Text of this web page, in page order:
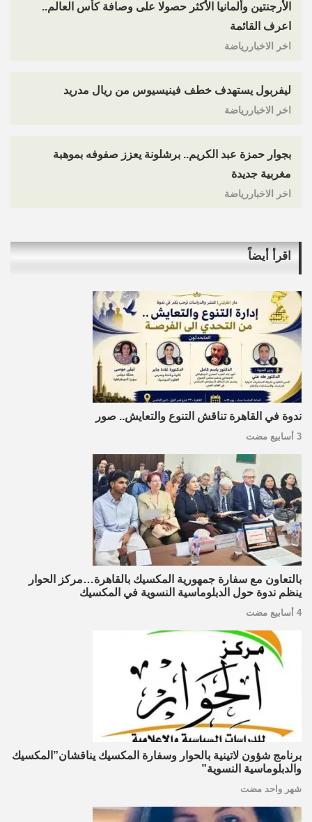
الأرجنتين وألمانيا الأكثر حصولا على وصافة كأس العالم..
اعرف القائمة
اخر الاخباررياضة
ليفربول يستهدف خطف فينيسيوس من ريال مدريد
اخر الاخباررياضة
بجوار حمزة عبد الكريم.. برشلونة يعزز صفوفه بموهبة
مغربية جديدة
اخر الاخباررياضة
اقرأ أيضاً
ندوة في القاهرة تناقش التنوع والتعايش.. صور
3 أسابيع مضت
بالتعاون مع سفارة جمهورية المكسيك بالقاهرة…مركز الحوار
ينظم ندوة حول الدبلوماسية النسوية في المكسيك
4 أسابيع مضت
برنامج شؤون لاتينية بالحوار وسفارة المكسيك يناقشان”المكسيك
والدبلوماسية النسوية”
شهر واحد مضت